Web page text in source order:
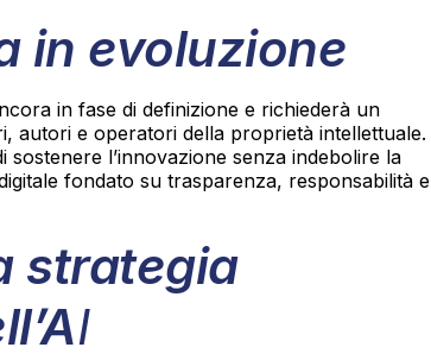
in evoluzione
in fase di definizione e richiederà un
autori e operatori della proprietà intellettuale.
sostenere l’innovazione senza indebolire la
fondato su trasparenza, responsabilità e
strategia
I